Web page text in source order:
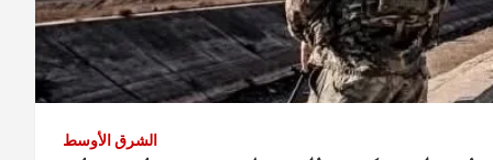
الشرق الأوسط